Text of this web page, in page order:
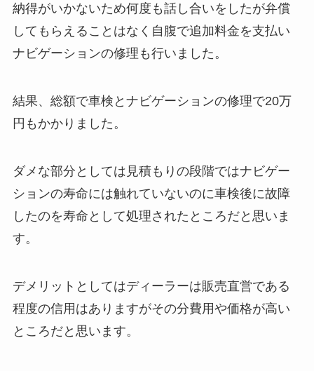
納得がいかないため何度も話し合いをしたが弁償
してもらえることはなく自腹で追加料金を支払い
ナビゲーションの修理も行いました。
結果、総額で車検とナビゲーションの修理で20万
円もかかりました。
ダメな部分としては見積もりの段階ではナビゲー
ションの寿命には触れていないのに車検後に故障
したのを寿命として処理されたところだと思いま
す。
デメリットとしてはディーラーは販売直営である
程度の信用はありますがその分費用や価格が高い
ところだと思います。